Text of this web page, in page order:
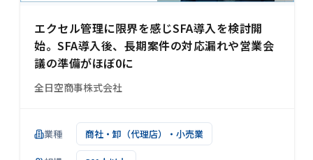
エクセル管理に限界を感じSFA導入を検討開
始。SFA導入後、長期案件の対応漏れや営業会
議の準備がほぼ0に
全日空商事株式会社
業種 商社・卸（代理店）・小売業